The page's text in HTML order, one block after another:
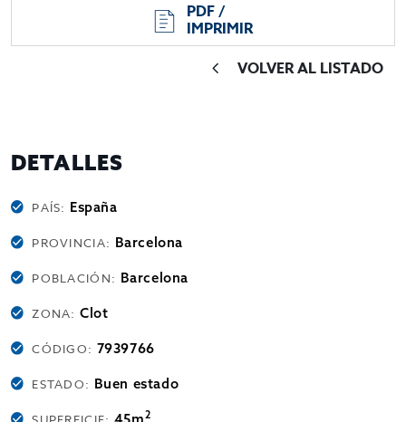
PDF /
IMPRIMIR
VOLVER AL LISTADO
DETALLES
PAÍS: España
PROVINCIA: Barcelona
POBLACIÓN: Barcelona
ZONA:Clot
CÓDIGO: 7939766
ESTADO: Buen estado
2